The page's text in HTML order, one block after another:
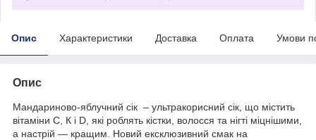
Опис Характеристики Доставка Оплата Умови
Опис
Мандариново-яблучний сік – ультракорисний сік, що містить
вітаміни С, К і D, які роблять кістки, волосся та нігті міцнішими,
а настрій — кращим. Новий ексклюзивний смак на